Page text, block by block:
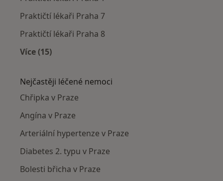
Praktičtí lékaři Praha 7
Praktičtí lékaři Praha 8
Více (15)
Nejčastěji léčené nemoci
Chřipka v Praze
Angína v Praze
Arteriální hypertenze v Praze
Diabetes 2. typu v Praze
Bolesti břicha v Praze